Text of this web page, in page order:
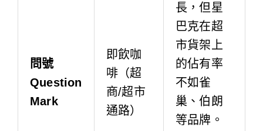
問號
Question
Mark
即飲咖
啡（超
商/超市
通路）
長，但星
巴克在超
市貨架上
的佔有率
不如雀
巢、伯朗
等品牌。